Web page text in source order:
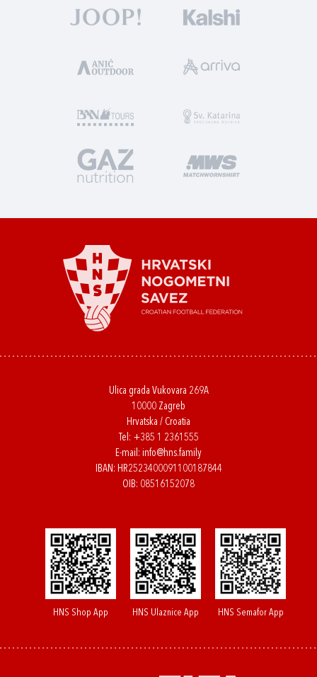
Ulica grada Vukovara 269A
10000 Zagreb
Hrvatska / Croatia
Tel: +385 1 2361555
E-mail: info@hns.family
IBAN: HR2523400091100187844
OIB: 08516152078
HNS Shop App HNS Ulaznice App HNS Semafor App